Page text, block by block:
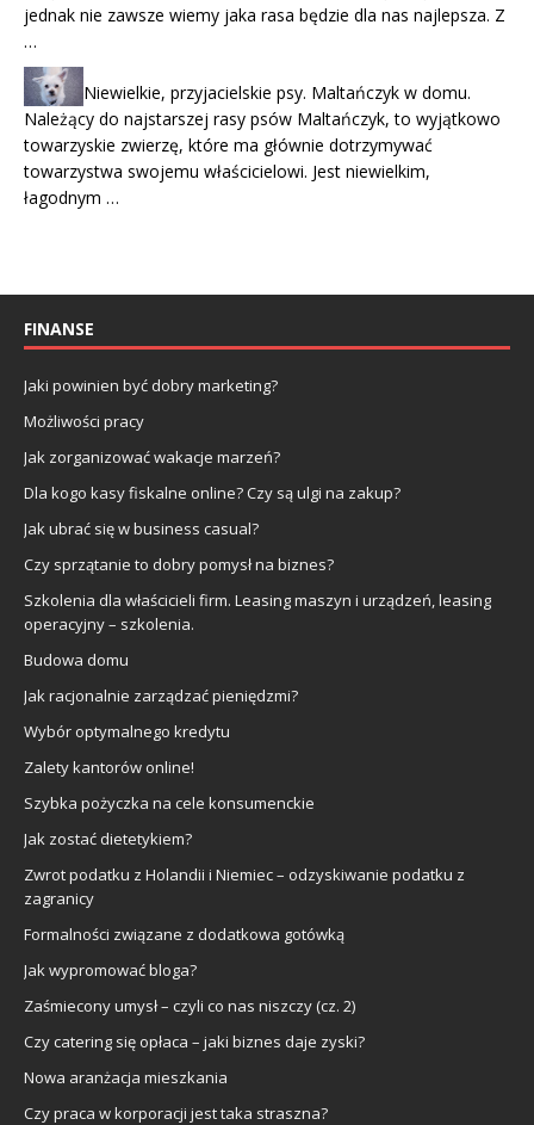
jednak nie zawsze wiemy jaka rasa będzie dla nas najlepsza. Z
…
Niewielkie, przyjacielskie psy. Maltańczyk w domu.
Należący do najstarszej rasy psów Maltańczyk, to wyjątkowo
towarzyskie zwierzę, które ma głównie dotrzymywać
towarzystwa swojemu właścicielowi. Jest niewielkim,
łagodnym …
FINANSE
Jaki powinien być dobry marketing?
Możliwości pracy
Jak zorganizować wakacje marzeń?
Dla kogo kasy fiskalne online? Czy są ulgi na zakup?
Jak ubrać się w business casual?
Czy sprzątanie to dobry pomysł na biznes?
Szkolenia dla właścicieli firm. Leasing maszyn i urządzeń, leasing
operacyjny – szkolenia.
Budowa domu
Jak racjonalnie zarządzać pieniędzmi?
Wybór optymalnego kredytu
Zalety kantorów online!
Szybka pożyczka na cele konsumenckie
Jak zostać dietetykiem?
Zwrot podatku z Holandii i Niemiec – odzyskiwanie podatku z
zagranicy
Formalności związane z dodatkowa gotówką
Jak wypromować bloga?
Zaśmiecony umysł – czyli co nas niszczy (cz. 2)
Czy catering się opłaca – jaki biznes daje zyski?
Nowa aranżacja mieszkania
Czy praca w korporacji jest taka straszna?